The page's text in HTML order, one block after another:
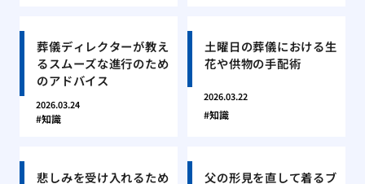
葬儀ディレクターが教え
るスムーズな進行のため
のアドバイス
2026.03.24
知識
土曜日の葬儀における生
花や供物の手配術
2026.03.22
知識
悲しみを受け入れるため
父の形見を直して着るブ